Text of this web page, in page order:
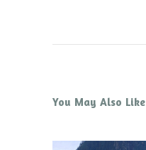
You May Also Like